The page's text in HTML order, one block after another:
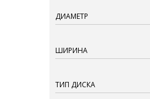
ДИАМЕТР
ШИРИНА
ТИП ДИСКА